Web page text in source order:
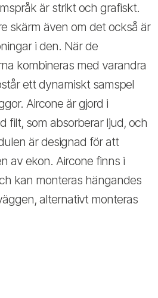
är strikt och grafiskt.
skärm även om det också är
i den. När de
kombineras med varandra
ett dynamiskt samspel
Aircone är gjord i
filt, som absorberar ljud, och
är designad för att
av ekon. Aircone finns i
kan monteras hängandes
alternativt monteras